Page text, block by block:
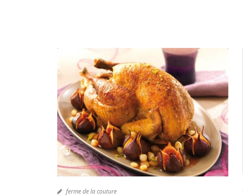
ferme de la couture